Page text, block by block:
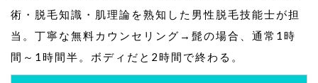
術・脱毛知識・肌理論を熟知した男性脱毛技能士が担
当。丁寧な無料カウンセリング→髭の場合、通常1時
間～1時間半。ボディだと2時間で終わる。